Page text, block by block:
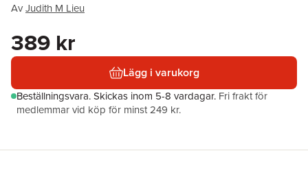
AvJudith M Lieu
389 kr
Lägg i varukorg
Beställningsvara.Skickas inom 5-8 vardagar. Fri frakt för
medlemmar vid köp för minst 249 kr.